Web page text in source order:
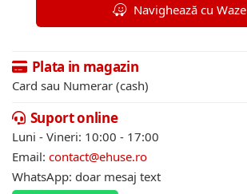
Navighează cu Waze
Plata in magazin
Card sau Numerar (cash)
Suport online
Luni - Vineri: 10:00 - 17:00
Email: contact@ehuse.ro
WhatsApp: doar mesaj text